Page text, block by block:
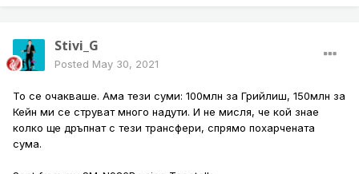
Stivi_G
Posted May 30, 2021
То се очакваше. Ама тези суми: 100млн за Грийлиш, 150млн за
Кейн ми се струват много надути. И не мисля, че кой знае
колко ще дръпнат с тези трансфери, спрямо похарчената
сума.